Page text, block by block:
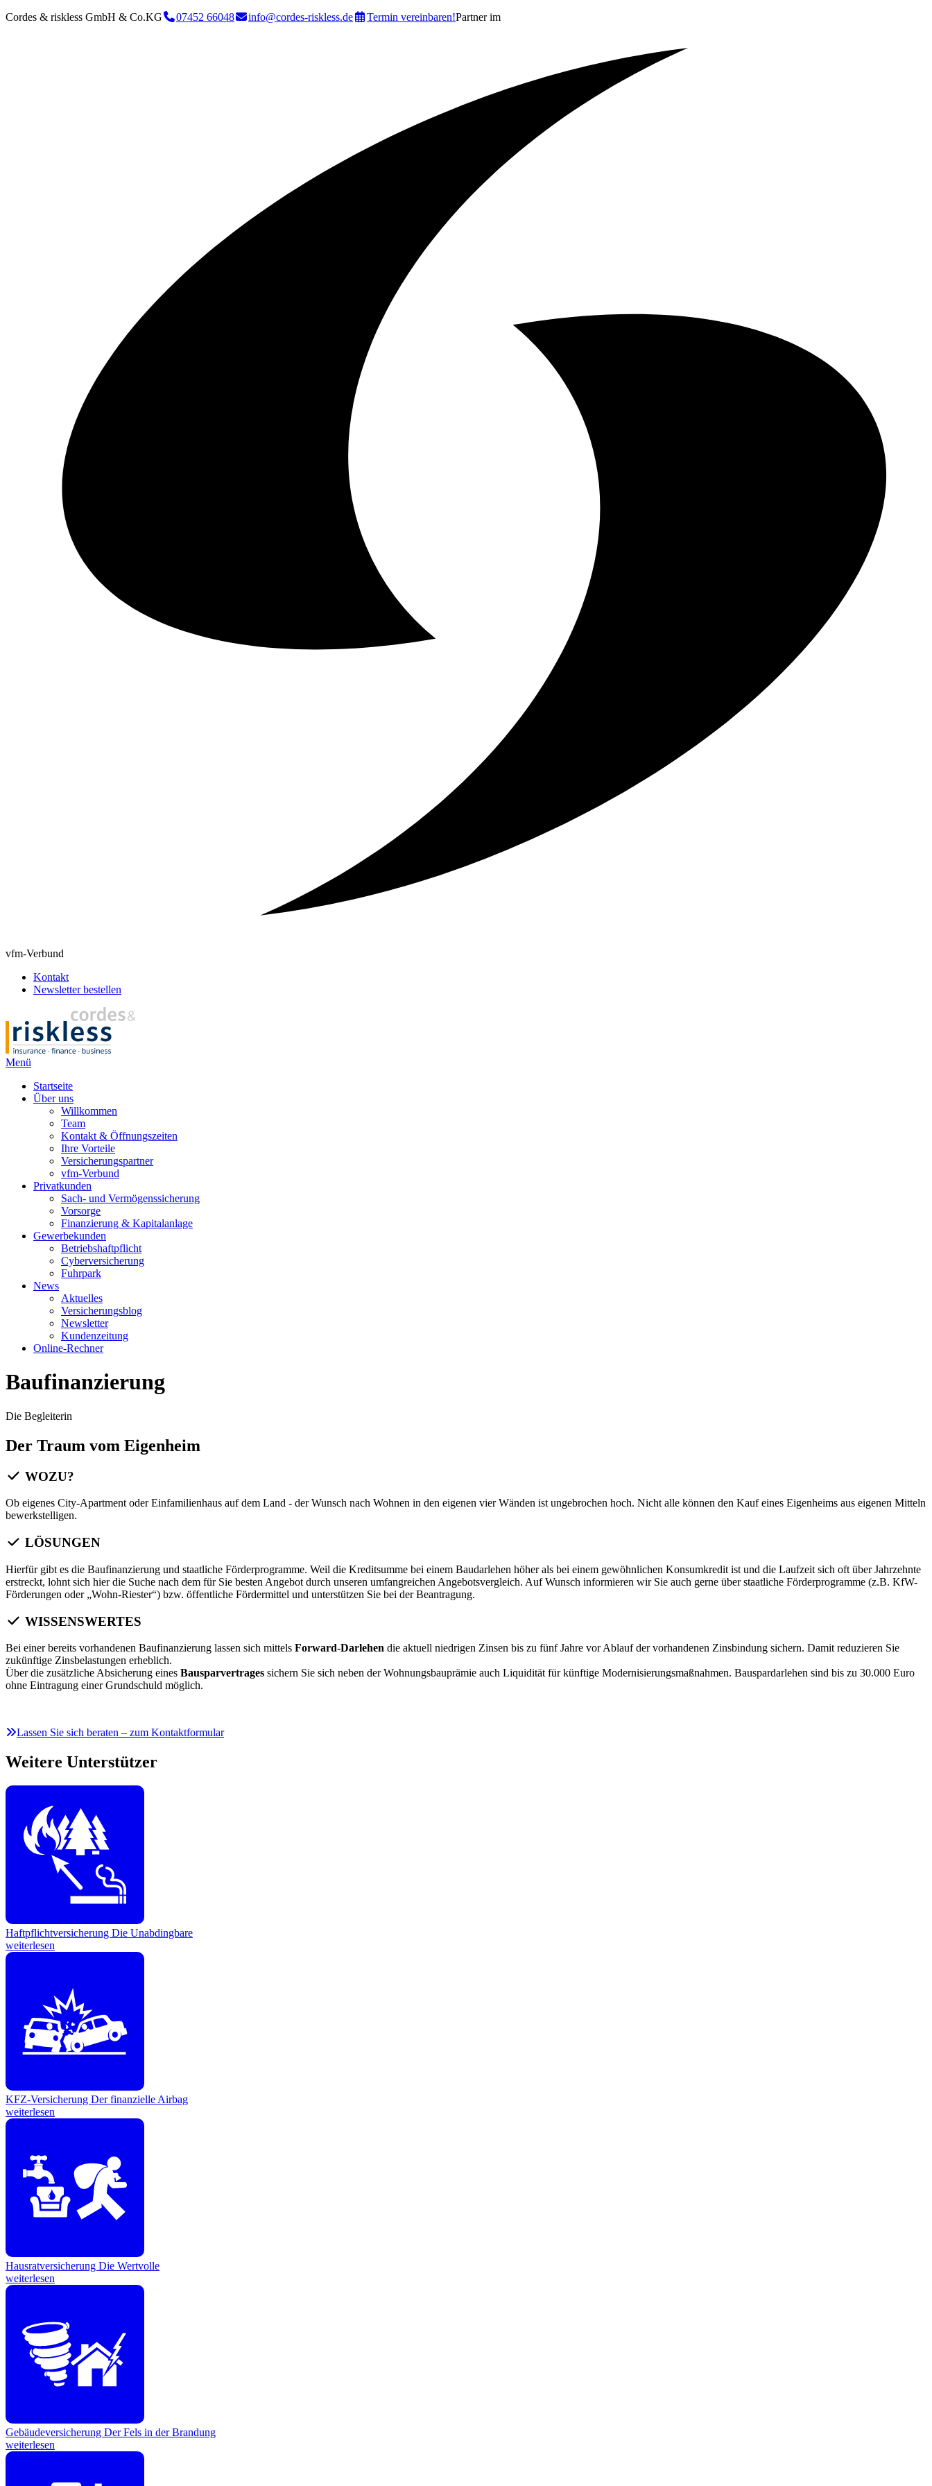
Cordes & riskless GmbH & Co.KG 07452 66048 info@cordes-riskless.de Termin vereinbaren!Partner im
vfm-Verbund
Kontakt
Newsletter bestellen
Menü
Startseite
Über uns
Willkommen
Team
Kontakt & Öffnungszeiten
Ihre Vorteile
Versicherungspartner
vfm-Verbund
Privatkunden
Sach- und Vermögenssicherung
Vorsorge
Finanzierung & Kapitalanlage
Gewerbekunden
Betriebshaftpflicht
Cyberversicherung
Fuhrpark
News
Aktuelles
Versicherungsblog
Newsletter
Kundenzeitung
Online-Rechner
Baufinanzierung
Die Begleiterin
Der Traum vom Eigenheim
WOZU?
Ob eigenes City-Apartment oder Einfamilienhaus auf dem Land - der Wunsch nach Wohnen in den eigenen vier Wänden ist ungebrochen hoch. Nicht alle können den Kauf eines Eigenheims aus eigenen Mitteln
bewerkstelligen.
LÖSUNGEN
Hierfür gibt es die Baufinanzierung und staatliche Förderprogramme. Weil die Kreditsumme bei einem Baudarlehen höher als bei einem gewöhnlichen Konsumkredit ist und die Laufzeit sich oft über Jahrzehnte
erstreckt, lohnt sich hier die Suche nach dem für Sie besten Angebot durch unseren umfangreichen Angebotsvergleich. Auf Wunsch informieren wir Sie auch gerne über staatliche Förderprogramme (z.B. KfW-
Förderungen oder „Wohn-Riester“) bzw. öffentliche Fördermittel und unterstützen Sie bei der Beantragung.
WISSENSWERTES
Bei einer bereits vorhandenen Baufinanzierung lassen sich mittels Forward-Darlehen die aktuell niedrigen Zinsen bis zu fünf Jahre vor Ablauf der vorhandenen Zinsbindung sichern. Damit reduzieren Sie
zukünftige Zinsbelastungen erheblich.
Über die zusätzliche Absicherung eines Bausparvertrages sichern Sie sich neben der Wohnungsbauprämie auch Liquidität für künftige Modernisierungsmaßnahmen. Bauspardarlehen sind bis zu 30.000 Euro
ohne Eintragung einer Grundschuld möglich.
Lassen Sie sich beraten – zum Kontaktformular
Weitere Unterstützer
Haftpflichtversicherung Die Unabdingbare
weiterlesen
KFZ-Versicherung Der finanzielle Airbag
weiterlesen
Hausratversicherung Die Wertvolle
weiterlesen
Gebäudeversicherung Der Fels in der Brandung
weiterlesen